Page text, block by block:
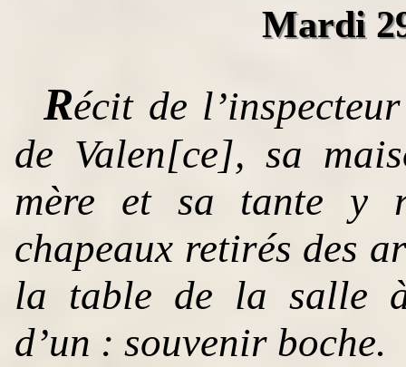
Mardi
Récit de
de Valen[ce], sa
mère et sa tante y
chapeaux retirés des
la table de la salle
d’un : souvenir boche.